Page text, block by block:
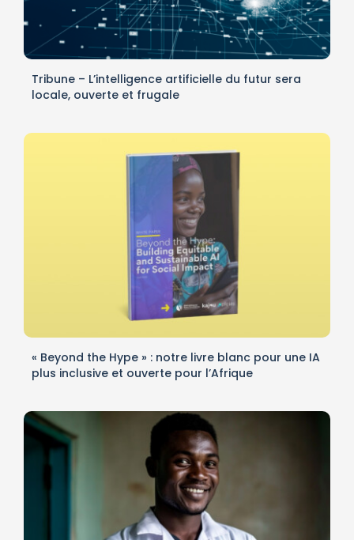
Tribune – L’intelligence artificielle du futur sera
locale, ouverte et frugale
« Beyond the Hype » : notre livre blanc pour une IA
plus inclusive et ouverte pour l’Afrique